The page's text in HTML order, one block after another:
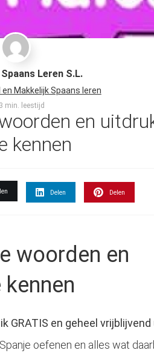
Leren S.L.
en Makkelijk Spaans leren
3 min. leestijd
en
kennen
Delen Delen
woorden en
GRATIS en geheel
oefenen en alles wat